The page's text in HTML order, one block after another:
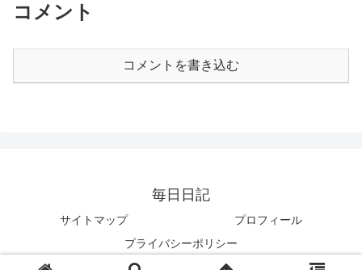
コメント
コメントを書き込む
毎日日記
サイトマップ
プロフィール
プライバシーポリシー